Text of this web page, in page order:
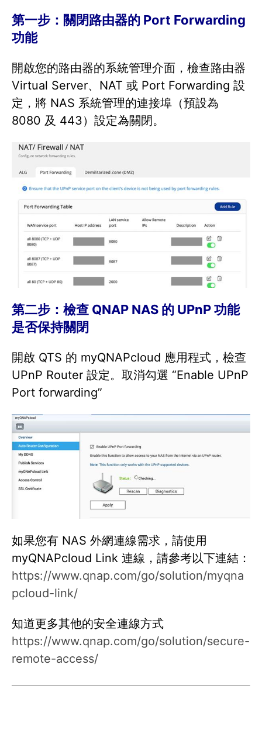
第一步：關閉路由器的 Port Forwarding
功能
開啟您的路由器的系統管理介面，檢查路由器
Virtual Server、NAT 或 Port Forwarding 設
定，將 NAS 系統管理的連接埠（預設為
8080 及 443）設定為關閉。
第二步：檢查 QNAP NAS 的 UPnP 功能
是否保持關閉
開啟 QTS 的 myQNAPcloud 應用程式，檢查
UPnP Router 設定。取消勾選 “Enable UPnP
Port forwarding”
如果您有 NAS 外網連線需求，請使用
myQNAPcloud Link 連線，請參考以下連結：
https://www.qnap.com/go/solution/myqna
pcloud-link/
知道更多其他的安全連線方式
https://www.qnap.com/go/solution/secure-
remote-access/